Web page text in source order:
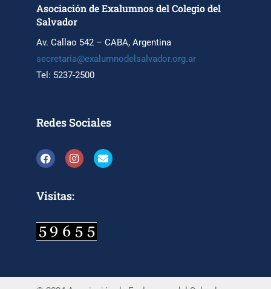
Asociación de Exalumnos del Colegio del
Salvador
Av. Callao 542 – CABA, Argentina
secretaria@exalumnodelsalvador.org.ar
Tel: 5237-2500
Redes Sociales
Visitas: